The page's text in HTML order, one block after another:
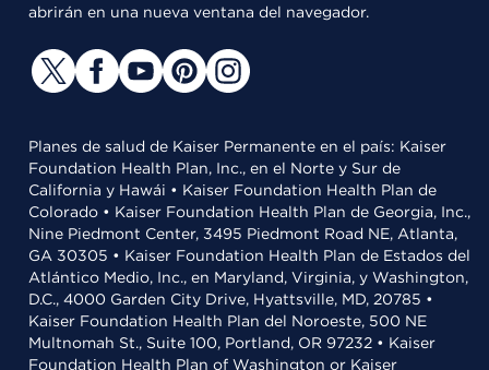
abrirán en una nueva ventana del navegador.
Planes de salud de Kaiser Permanente en el país: Kaiser
Foundation Health Plan, Inc., en el Norte y Sur de
California y Hawái • Kaiser Foundation Health Plan de
Colorado • Kaiser Foundation Health Plan de Georgia, Inc.,
Nine Piedmont Center, 3495 Piedmont Road NE, Atlanta,
GA 30305 • Kaiser Foundation Health Plan de Estados del
Atlántico Medio, Inc., en Maryland, Virginia, y Washington,
D.C., 4000 Garden City Drive, Hyattsville, MD, 20785 •
Kaiser Foundation Health Plan del Noroeste, 500 NE
Multnomah St., Suite 100, Portland, OR 97232 • Kaiser
Foundation Health Plan of Washington or Kaiser